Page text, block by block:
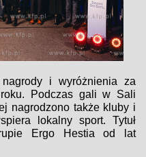
i wyróżnienia za
Podczas gali w Sali
nagrodzono także kluby i
lokalny sport. Tytuł
Ergo Hestia od lat